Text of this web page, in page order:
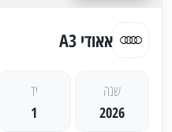
אאודי A3
שנה
2026
יד
1